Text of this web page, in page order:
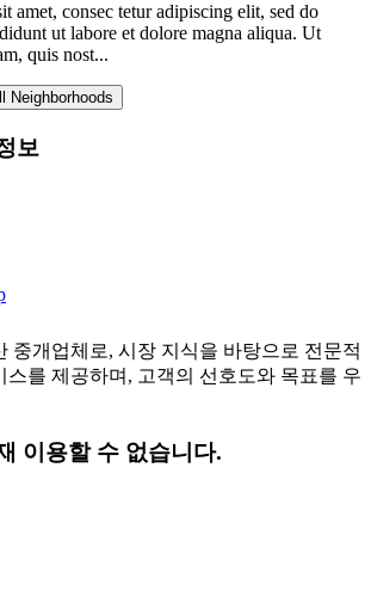
amet, consec tetur adipiscing elit, sed do
ut labore et dolore magna aliqua. Ut
quis nost...
Neighborhoods
보
중개업체로, 시장 지식을 바탕으로 전문적
스를 제공하며, 고객의 선호도와 목표를 우
이용할 수 없습니다.